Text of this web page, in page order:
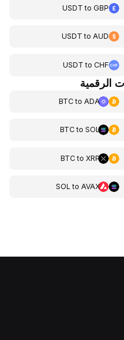
USDT toGBP
USDT toAUD
USDT toCHF
الرقمية
BTCtoADA
BTCtoSOL
BTCtoXRP
SOL toAVAX